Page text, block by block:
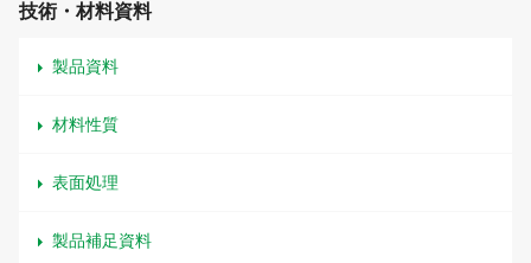
技術・材料資料
製品資料
材料性質
表面処理
製品補足資料